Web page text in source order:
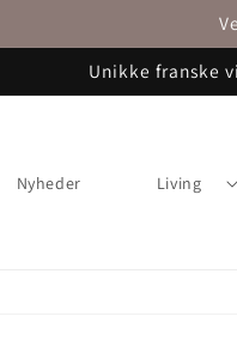
Unikke franske
Nyheder Living